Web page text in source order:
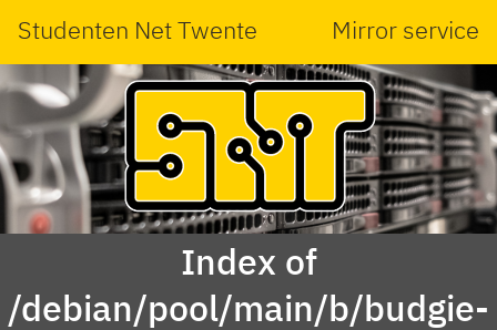
Studenten Net Twente Mirror service
Index of
/debian/pool/main/b/budgie-